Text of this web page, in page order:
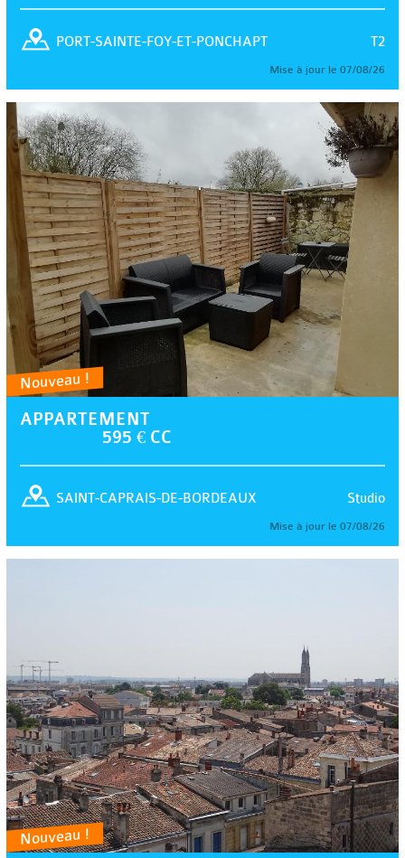
T2
PORT-SAINTE-FOY-ET-PONCHAPT
Mise à jour le 07/08/26
Nouveau !
APPARTEMENT
595 € CC
Studio
SAINT-CAPRAIS-DE-BORDEAUX
Mise à jour le 07/08/26
Nouveau !